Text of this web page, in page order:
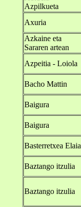
Azpilkueta
Axuria
Azkaine eta
Sararen artean
Azpeitia - Loiola
Bacho Mattin
Baigura
Baigura
Basterretxea Elaia
Baztango itzulia
Baztango itzulia